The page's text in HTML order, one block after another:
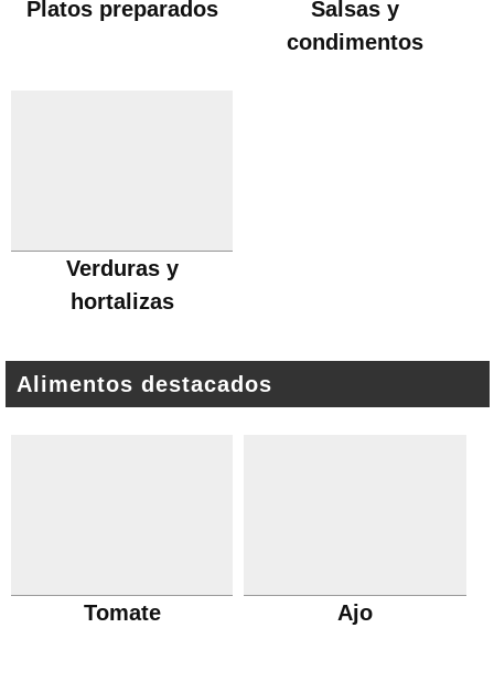
Platos preparados
Salsas y
condimentos
Verduras y
hortalizas
Alimentos destacados
Tomate Ajo